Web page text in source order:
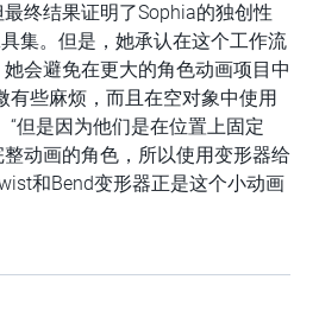
终结果证明了Sophia的独创性
集。但是，她承认在这个工作流
会避免在更大的角色动画项目中
有些麻烦，而且在空对象中使用
“但是因为他们是在位置上固定
动画的角色，所以使用变形器给
和Bend变形器正是这个小动画